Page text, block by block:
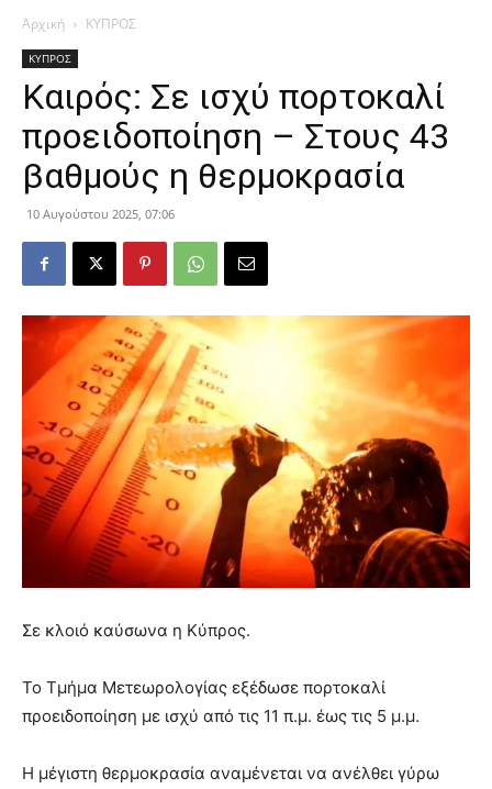
Αρχική ΚΥΠΡΟΣ
ΚΥΠΡΟΣ
Καιρός: Σε ισχύ πορτοκαλί
προειδοποίηση – Στους 43
βαθμούς η θερμοκρασία
10 Αυγούστου 2025, 07:06
Σε κλοιό καύσωνα η Κύπρος.
Το Τμήμα Μετεωρολογίας εξέδωσε πορτοκαλί
προειδοποίηση με ισχύ από τις 11 π.μ. έως τις 5 μ.μ.
Η μέγιστη θερμοκρασία αναμένεται να ανέλθει γύρω